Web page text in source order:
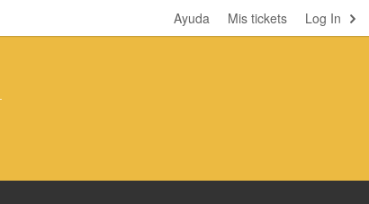
Log In
Mis tickets
Ayuda